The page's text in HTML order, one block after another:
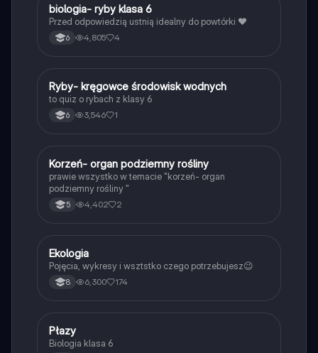
BBiologia
biologia- ryby klasa 6
Przed odpowiedzią ustnią idealny do powtórki ❤️
6 4,805 4
RBiologia
Ryby- kręgowce środowisk wodnych
to quiz o rybach z klasy 6
6 3,546 1
KBiologia
Korzeń- organ podziemny rośliny
prawie wszystko w temacie "korzeń- organ
podziemny rośliny "
5 4,402 2
Biologia
Ekologia
Pojęcia, wykresy i wsztstko czego potrzebujesz😉
8 6,300 174
PBiologia
Płazy
Biologia klasa 6